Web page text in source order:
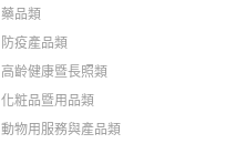
藥品類
防疫產品類
高齡健康暨長照類
化粧品暨用品類
動物用服務與產品類